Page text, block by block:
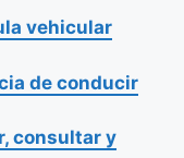
vehicular
de conducir
consultar y